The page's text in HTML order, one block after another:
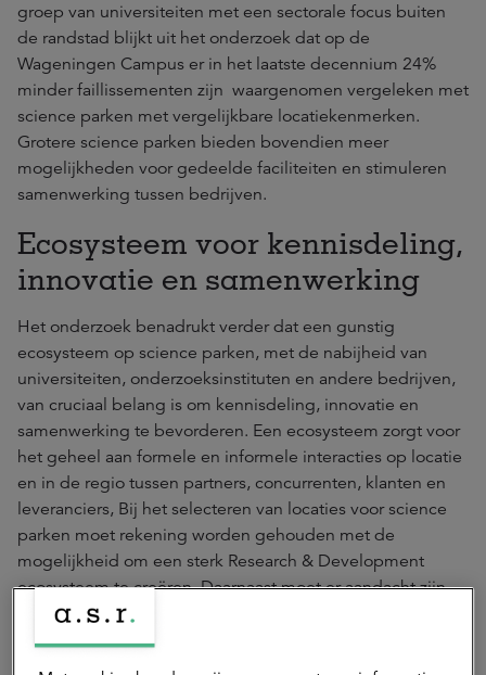
groep van universiteiten met een sectorale focus buiten
de randstad blijkt uit het onderzoek dat op de
Wageningen Campus er in het laatste decennium 24%
minder faillissementen zijn waargenomen vergeleken met
science parken met vergelijkbare locatiekenmerken.
Grotere science parken bieden bovendien meer
mogelijkheden voor gedeelde faciliteiten en stimuleren
samenwerking tussen bedrijven.
Ecosysteem voor kennisdeling,
innovatie en samenwerking
Het onderzoek benadrukt verder dat een gunstig
ecosysteem op science parken, met de nabijheid van
universiteiten, onderzoeksinstituten en andere bedrijven,
van cruciaal belang is om kennisdeling, innovatie en
samenwerking te bevorderen. Een ecosysteem zorgt voor
het geheel aan formele en informele interacties op locatie
en in de regio tussen partners, concurrenten, klanten en
leveranciers, Bij het selecteren van locaties voor science
parken moet rekening worden gehouden met de
mogelijkheid om een sterk Research & Development
ecosysteem te creëren. Daarnaast moet er aandacht zijn
voor sectorale focus (bijvoorbeeld life sciences of high-
tech) en voldoende omvang van het park voor gebruikers
om te kunnen specialiseren en te groeien.